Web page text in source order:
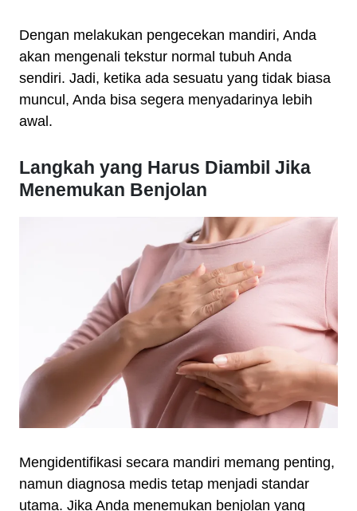
Dengan melakukan pengecekan mandiri, Anda
akan mengenali tekstur normal tubuh Anda
sendiri. Jadi, ketika ada sesuatu yang tidak biasa
muncul, Anda bisa segera menyadarinya lebih
awal.
Langkah yang Harus Diambil Jika
Menemukan Benjolan
Mengidentifikasi secara mandiri memang penting,
namun diagnosa medis tetap menjadi standar
utama. Jika Anda menemukan benjolan yang